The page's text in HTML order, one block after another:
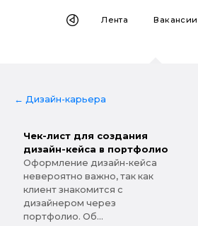
Лента
← Дизайн-карьера
Чек-лист для создания
дизайн-кейса в портфолио
Оформление дизайн-кейса
невероятно важно, так как
клиент знакомится с
дизайнером через
портфолио. Об...